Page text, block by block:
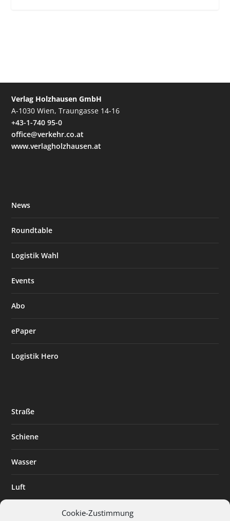
Cookie-Zustimmung
Verlag Holzhausen GmbH
A-1030 Wien, Traungasse 14-16
+43-1-740 95-0
office@verkehr.co.at
www.verlagholzhausen.at
News
Roundtable
Logistik Wahl
Events
Abo
ePaper
Logistik Hero
Straße
Schiene
Wasser
Luft